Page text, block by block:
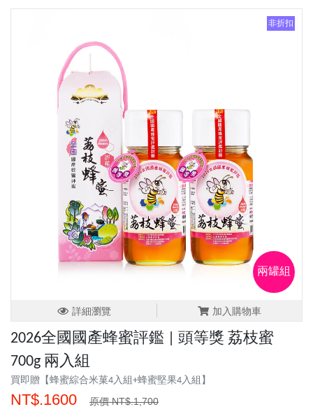
非折扣
兩罐組
詳細瀏覽 加入購物車
2026全國國產蜂蜜評鑑 | 頭等獎 荔枝蜜
700g 兩入組
買即贈【蜂蜜綜合米菓4入組+蜂蜜堅果4入組】
NT$.1600 原價 NT$.1,700